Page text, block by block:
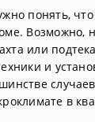
понять,
Возможно,
или
и
в